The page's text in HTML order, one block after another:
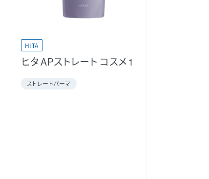
HITA
ヒタ APストレート コスメ 1
ストレートパーマ